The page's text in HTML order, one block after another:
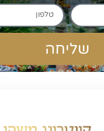
שליחה